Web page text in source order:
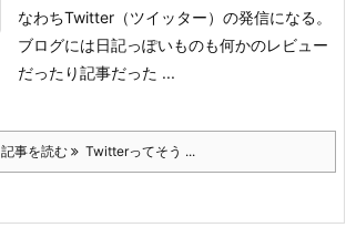
なわちTwitter（ツイッター）の発信になる。
ブログには日記っぽいものも何かのレビュー
だったり記事だった ...
記事を読む Twitterってそう ...